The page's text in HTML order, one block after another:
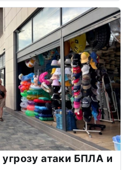
атаки БПЛА и